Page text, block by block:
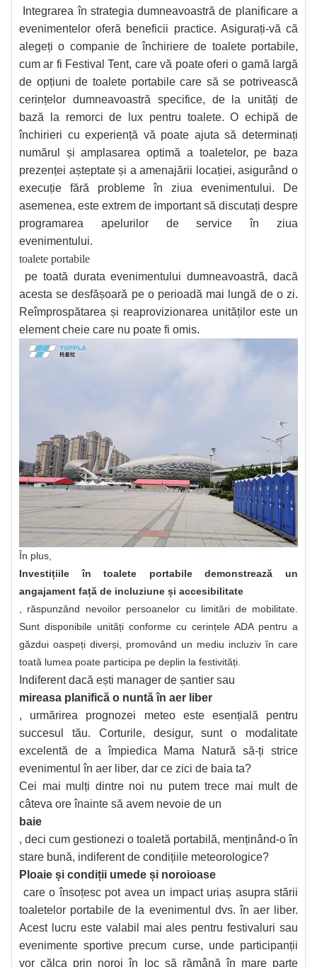
Integrarea în strategia dumneavoastră de planificare a
evenimentelor oferă beneficii practice. Asigurați-vă că
alegeți o companie de închiriere de toalete portabile,
cum ar fi Festival Tent, care vă poate oferi o gamă largă
de opțiuni de toalete portabile care să se potrivească
cerințelor dumneavoastră specifice, de la unități de
bază la remorci de lux pentru toalete. O echipă de
închirieri cu experiență vă poate ajuta să determinați
numărul și amplasarea optimă a toaletelor, pe baza
prezenței așteptate și a amenajării locației, asigurând o
execuție fără probleme în ziua evenimentului. De
asemenea, este extrem de important să discutați despre
programarea apelurilor de service în ziua
evenimentului.
toalete portabile
pe toată durata evenimentului dumneavoastră, dacă
acesta se desfășoară pe o perioadă mai lungă de o zi.
Reîmprospătarea și reaprovizionarea unităților este un
element cheie care nu poate fi omis.
În plus,
Investițiile în toalete portabile demonstrează un
angajament față de incluziune și accesibilitate
, răspunzând nevoilor persoanelor cu limitări de mobilitate.
Sunt disponibile unități conforme cu cerințele ADA pentru a
găzdui oaspeți diverși, promovând un mediu incluziv în care
toată lumea poate participa pe deplin la festivități.
Indiferent dacă ești manager de șantier sau
mireasa planifică o nuntă în aer liber
, urmărirea prognozei meteo este esențială pentru
succesul tău. Corturile, desigur, sunt o modalitate
excelentă de a împiedica Mama Natură să-ți strice
evenimentul în aer liber, dar ce zici de baia ta?
Cei mai mulți dintre noi nu putem trece mai mult de
câteva ore înainte să avem nevoie de un
baie
, deci cum gestionezi o toaletă portabilă, menținând-o în
stare bună, indiferent de condițiile meteorologice?
Ploaie și condiții umede și noroioase
care o însoțesc pot avea un impact uriaș asupra stării
toaletelor portabile de la evenimentul dvs. în aer liber.
Acest lucru este valabil mai ales pentru festivaluri sau
evenimente sportive precum curse, unde participanții
vor călca prin noroi în loc să rămână în mare parte